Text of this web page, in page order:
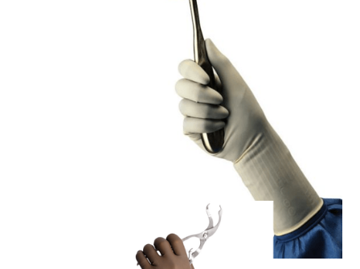
Rękawice medyczne